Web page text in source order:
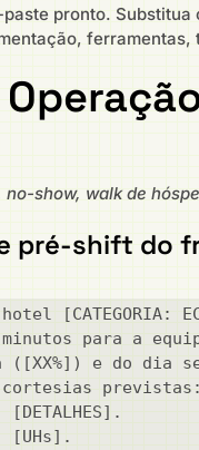
pronto. Substitua
ferramentas,
show, walk de
pré-shift do
[CATEGORIA:
para a equipe
([XX%]) e do dia
previstas:
[UHs].